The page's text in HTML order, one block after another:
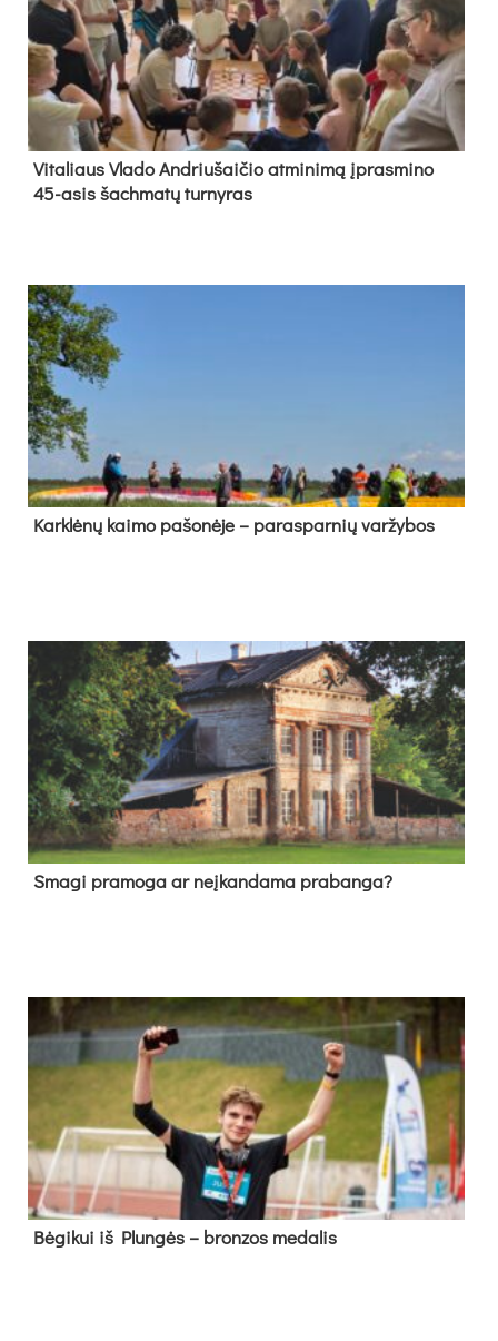
Vi­ta­liaus Vla­do And­riu­šai­čio at­mi­ni­mą įpras­mi­no
45-asis šach­ma­tų tur­ny­ras
Kark­lė­nų kai­mo pa­šo­nė­je – pa­ras­par­nių var­žy­bos
Sma­gi pra­mo­ga ar neį­kan­da­ma pra­ban­ga?
Bė­gi­kui iš Plun­gės – bron­zos me­da­lis